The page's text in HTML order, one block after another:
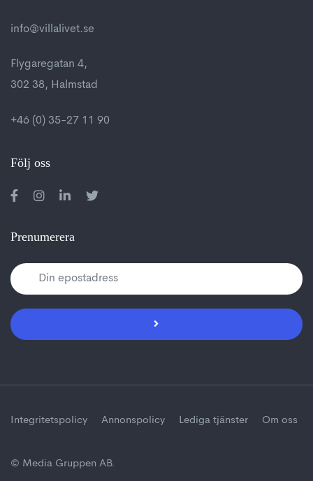
info@villalivet.se
Flygaregatan 4,
302 38, Halmstad
+46 (0) 35-27 11 90
Följ oss
Prenumerera
Integritetspolicy Annonspolicy Lediga tjänster Om oss
© Media Gruppen AB.